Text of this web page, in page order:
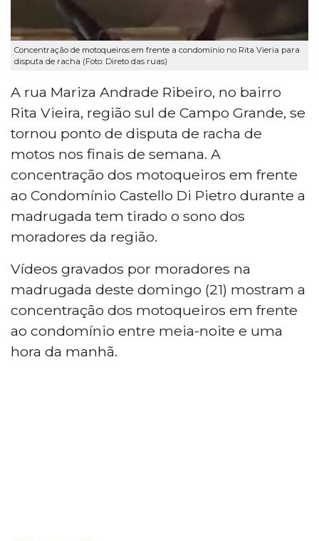
Concentração de motoqueiros em frente a condomínio no Rita Vieria para
disputa de racha (Foto: Direto das ruas)
A rua Mariza Andrade Ribeiro, no bairro
Rita Vieira, região sul de Campo Grande, se
tornou ponto de disputa de racha de
motos nos finais de semana. A
concentração dos motoqueiros em frente
ao Condomínio Castello Di Pietro durante a
madrugada tem tirado o sono dos
moradores da região.
Vídeos gravados por moradores na
madrugada deste domingo (21) mostram a
concentração dos motoqueiros em frente
ao condomínio entre meia-noite e uma
hora da manhã.